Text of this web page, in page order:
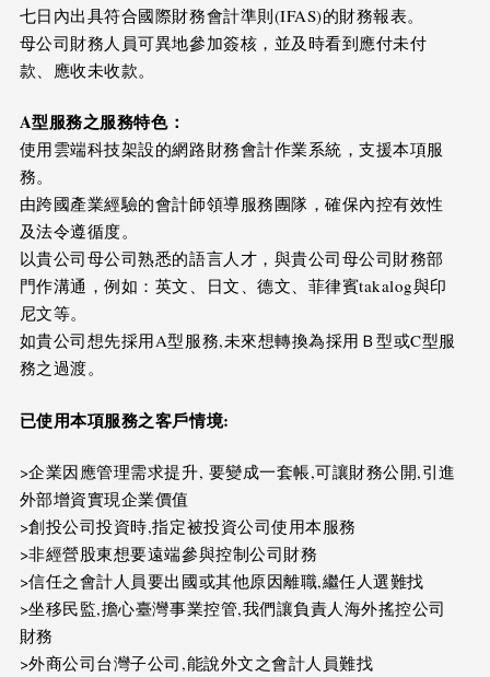
七日內出具符合國際財務會計準則(IFAS)的財務報表。
母公司財務人員可異地參加簽核，並及時看到應付未付
款、應收未收款。
A型服務之服務特色：
使用雲端科技架設的網路財務會計作業系統，支援本項服
務。
由跨國產業經驗的會計師領導服務團隊，確保內控有效性
及法令遵循度。
以貴公司母公司熟悉的語言人才，與貴公司母公司財務部
門作溝通，例如：英文、日文、德文、菲律賓takalog與印
尼文等。
如貴公司想先採用A型服務,未來想轉換為採用Ｂ型或C型服
務之過渡。
已使用本項服務之客戶情境:
>企業因應管理需求提升, 要變成一套帳,可讓財務公開,引進
外部增資實現企業價值
>創投公司投資時,指定被投資公司使用本服務
>非經營股東想要遠端參與控制公司財務
>信任之會計人員要出國或其他原因離職,繼任人選難找
>坐移民監,擔心臺灣事業控管,我們讓負責人海外搖控公司
財務
>外商公司台灣子公司,能說外文之會計人員難找